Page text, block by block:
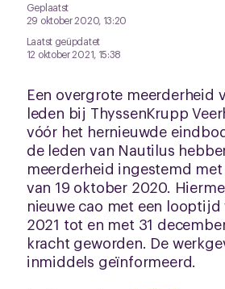
Geplaatst
29 oktober 2020, 13:20
Laatst geüpdatet
12 oktober 2021, 15:38
Een overgrote meerderheid
leden bij ThyssenKrupp
vóór het hernieuwde
de leden van Nautilus
meerderheid ingestemd
van 19 oktober 2020.
nieuwe cao met een looptijd
2021 tot en met 31
kracht geworden. De
inmiddels geïnformeerd.